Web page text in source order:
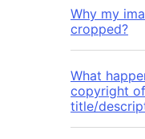
Why my
cropped?
What
copyright
title/